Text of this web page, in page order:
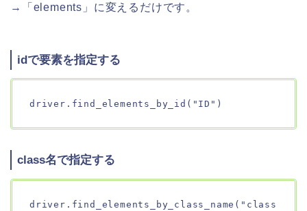
→「elements」に変えるだけです。
idで要素を指定する
driver.find_elements_by_id("ID")
class名で指定する
driver.find_elements_by_class_name("class